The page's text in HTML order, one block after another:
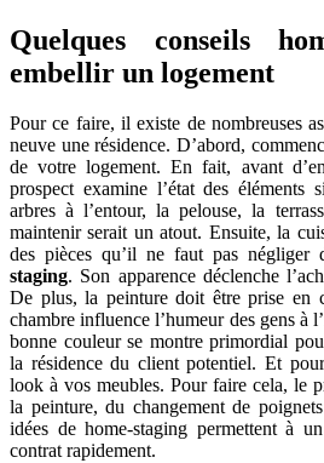
Quelques conseils
embellir un logement
Pour ce faire, il existe de nombreuses
neuve une résidence. D’abord,
de votre logement. En fait, avant
prospect examine l’état des éléments
arbres à l’entour, la pelouse, la
maintenir serait un atout. Ensuite, la
des pièces qu’il ne faut pas négliger
staging. Son apparence déclenche
De plus, la peinture doit être prise en
chambre influence l’humeur des gens à
bonne couleur se montre primordial
la résidence du client potentiel. Et
look à vos meubles. Pour faire cela, le
la peinture, du changement de
idées de home-staging permettent à
contrat rapidement.